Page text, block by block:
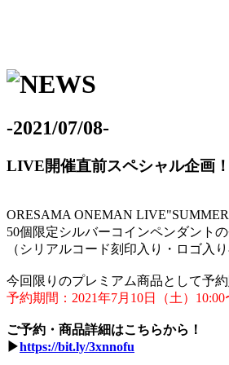
-2021/07/08-
LIVE開催直前スペシャル企画
ORESAMA ONEMAN
50個限定シルバーコインペンダントの
（シリアルコード刻印入り・ロゴ入
今回限りのプレミアム商品として予約
予約期間：2021年7月10日（土）
ご予約・商品詳細はこちらから！
▶︎https://bit.ly/3xnnofu